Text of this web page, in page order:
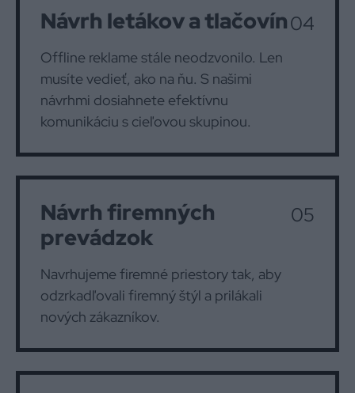
Návrh letákov a tlačovín
Offline reklame stále neodzvonilo. Len
musíte vedieť, ako na ňu. S našimi
návrhmi dosiahnete efektívnu
komunikáciu s cieľovou skupinou.
04
Návrh firemných
prevádzok
Navrhujeme firemné priestory tak, aby
odzrkadľovali firemný štýl a prilákali
nových zákazníkov.
05